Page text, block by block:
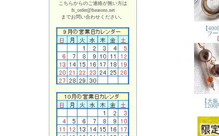
こちらからのご連絡が無い方は
fs_order@fseasons.net
までお問い合わせください。